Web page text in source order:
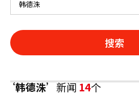
搜索
‘韩德洙’新闻14个